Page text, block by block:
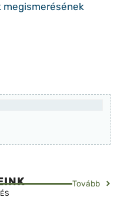
megismerésének
Tovább